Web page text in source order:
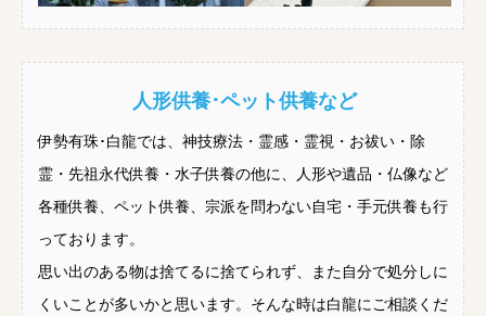
人形供養･ペット供養など
伊勢有珠･白龍では、神技療法・霊感・霊視・お祓い・除
霊・先祖永代供養・水子供養の他に、人形や遺品・仏像など
各種供養、ペット供養、宗派を問わない自宅・手元供養も行
っております。
思い出のある物は捨てるに捨てられず、また自分で処分しに
くいことが多いかと思います。そんな時は白龍にご相談くだ